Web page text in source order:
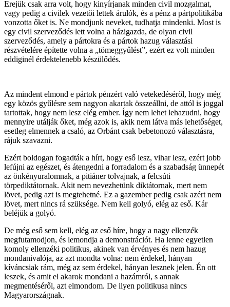
Erejük csak arra volt, hogy kinyírjanak minden civil mozgalmat,
vagy pedig a civilek vezetői lettek árulók, és a pénz a pártpolitikába
vonzotta őket is. Ne mondjunk neveket, tudhatja mindenki. Most is
egy civil szerveződés lett volna a házigazda, de olyan civil
szerveződés, amely a pártokra és a pártok hazug választási
részvételére építette volna a „tömeggyűlést”, ezért ez volt minden
eddiginél érdektelenebb készülődés.
Az mindent elmond e pártok pénzért való vetekedéséről, hogy még
egy közös gyűlésre sem nagyon akartak összeállni, de attól is joggal
tartottak, hogy nem lesz elég ember. Így nem lehet lehazudni, hogy
mennyire utálják őket, még azok is, akik nem látva más lehetőséget,
esetleg elmennek a csaló, az Orbánt csak bebetonozó választásra,
rájuk szavazni.
Ezért boldogan fogadták a hírt, hogy eső lesz, vihar lesz, ezért jobb
lefújni az egészet, és átengedni a forradalom és a szabadság ünnepét
az önkényuralomnak, a pitiáner tolvajnak, a felcsúti
törpediktátornak. Akit nem nevezhetünk diktátornak, mert nem
lövet, pedig azt is megtehetné. Ez a gazember pedig csak azért nem
lövet, mert nincs rá szüksége. Nem kell golyó, elég az eső. Kár
beléjük a golyó.
De még eső sem kell, elég az eső híre, hogy a nagy ellenzék
megfutamodjon, és lemondja a demonstrációt. Ha lenne egyetlen
komoly ellenzéki politikus, akinek van érvényes és nem hazug
mondanivalója, az azt mondta volna: nem érdekel, hányan
kíváncsiak rám, még az sem érdekel, hányan lesznek jelen. Én ott
leszek, és amit el akarok mondani a hazámról, s annak
megmentéséről, azt elmondom. De ilyen politikusa nincs
Magyarországnak.